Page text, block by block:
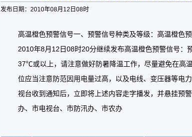
发布日期：2010年08月12日08时
高温橙色预警信号一、预警信号种类及等级：高温橙色
2010年8月12日08时20分继续发布高温橙色预警信号：
37℃或以上，请注意做好防暑降温工作，尽量避免在高
位应当注意防范因用电量过高，以及电线、变压器等电
视台收到通知后，立即将上述内容走字播发，并悬挂预
办、市电视台、市防汛办、市农办